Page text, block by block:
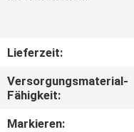
MIT
IN
VERBINDUNG
Lieferzeit:
Versorgungsmaterial-
Fähigkeit:
Markieren: